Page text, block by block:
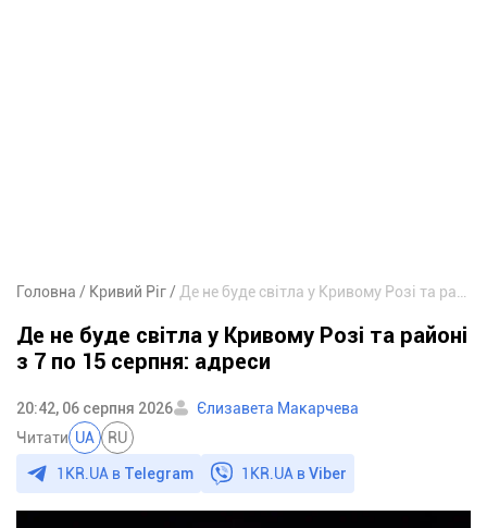
Головна Кривий Ріг
Де не буде світла у Кривому Розі та районі
з 7 по 15 серпня: адреси
20:42, 06 серпня 2026
Єлизавета Макарчева
Читати UA RU
1KR.UA в Telegram 1KR.UA вViber